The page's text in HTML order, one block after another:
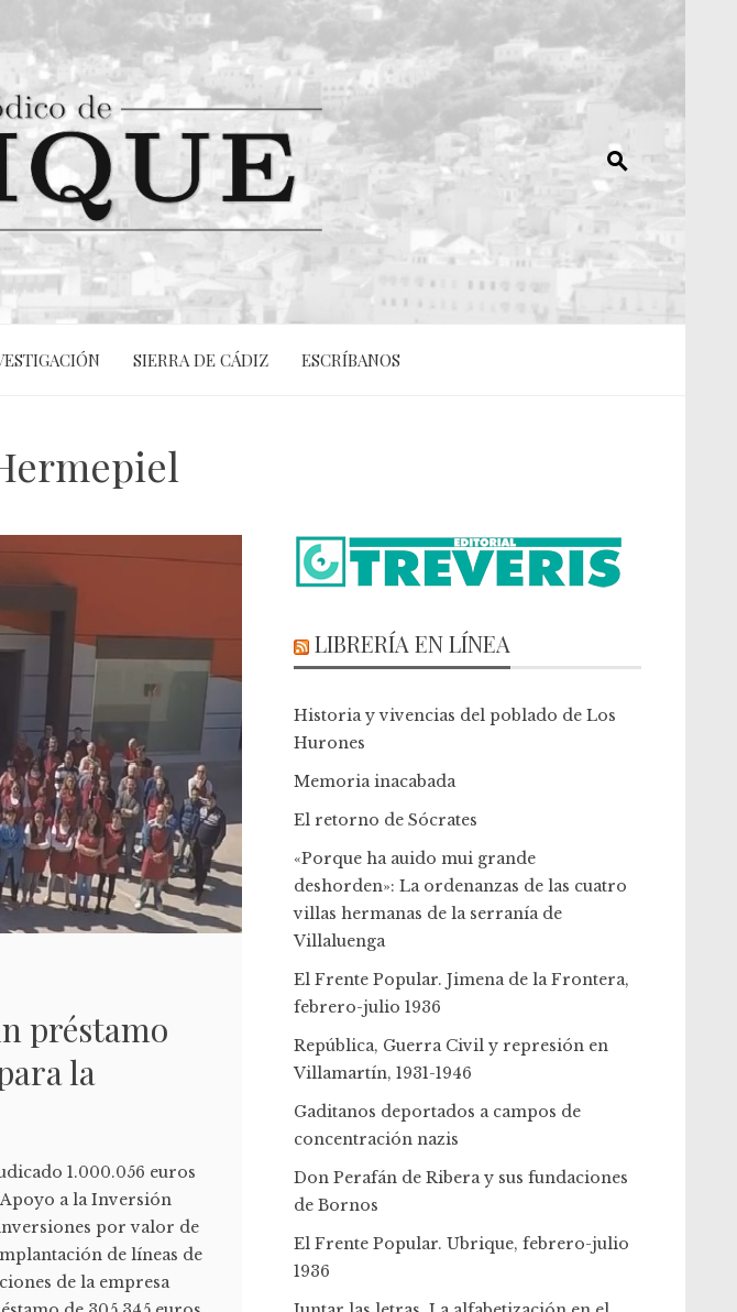
SIERRA DE CÁDIZ ESCRÍBANOS
préstamo
la
1.000.056 euros
a la Inversión
por valor de
de líneas de
de la empresa
LIBRERÍA EN LÍNEA
Historia y vivencias del poblado de Los
Hurones
Memoria inacabada
El retorno de Sócrates
«Porque ha auido mui grande
deshorden»: La ordenanzas de las cuatro
villas hermanas de la serranía de
Villaluenga
El Frente Popular. Jimena de la Frontera,
febrero-julio 1936
República, Guerra Civil y represión en
Villamartín, 1931-1946
Gaditanos deportados a campos de
concentración nazis
Don Perafán de Ribera y sus fundaciones
de Bornos
El Frente Popular. Ubrique, febrero-julio
1936